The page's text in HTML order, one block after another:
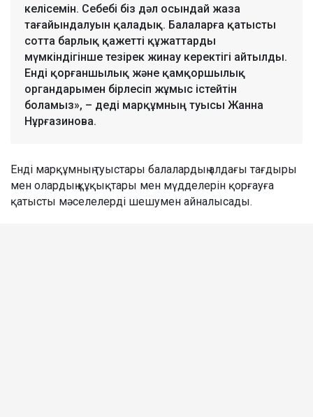
келісемін. Себебі біз дәл осындай жаза
тағайындалуын қаладық. Балаларға қатысты
сотта барлық қажетті құжаттарды
мүмкіндігінше тезірек жинау керектігі айтылды.
Енді қорғаншылық және қамқоршылық
органдарымен бірлесіп жұмыс істейтін
боламыз», – деді марқұмның туысы Жанна
Нұрғазинова.
Енді марқұмның туыстары балалардың алдағы тағдыры
мен олардың құқықтары мен мүдделерін қорғауға
қатысты мәселелерді шешумен айналысады.